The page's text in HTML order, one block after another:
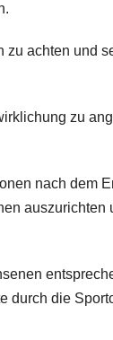
achten und
zu
nach dem
auszurichten
durch die